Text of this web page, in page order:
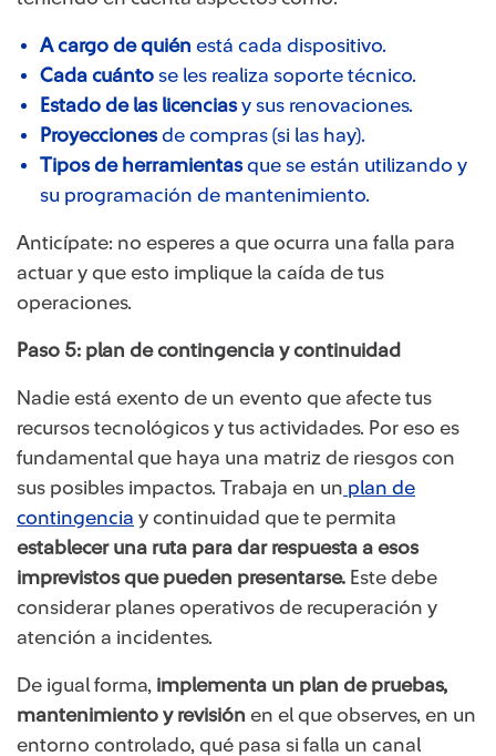
A cargo de quién está cada dispositivo.
Cada cuánto se les realiza soporte técnico.
Estado de las licenciasy sus renovaciones.
Proyeccionesde compras (si las hay).
Tipos de herramientasque se están utilizando y
su programación de mantenimiento.
Anticípate: no esperes a que ocurra una falla para
actuar y que esto implique la caída de tus
operaciones.
Paso 5: plan de contingencia y continuidad
Nadie está exento de un evento que afecte tus
recursos tecnológicos y tus actividades. Por eso es
fundamental que haya una matriz de riesgos con
sus posibles impactos. Trabaja en un plan de
contingencia y continuidad que te permita
establecer una ruta para dar respuesta a esos
imprevistos que pueden presentarse. Este debe
considerar planes operativos de recuperación y
atención a incidentes.
De igual forma, implementa un plan de pruebas,
mantenimiento y revisión en el que observes, en un
entorno controlado, qué pasa si falla un canal